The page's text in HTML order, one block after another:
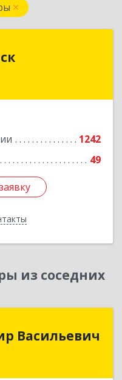
1242
49
Гагарина ул, дом №
из соседних
Васильевич
обл, Куйбышев г,